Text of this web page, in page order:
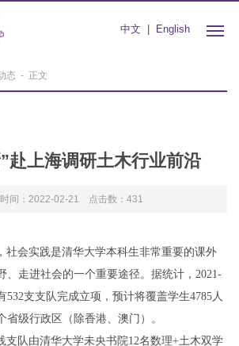
中文 English
态 - 正文
赴上海调研土木行业前沿
间：2022-02-21 点击数： 431
社会实践是清华大学本科生非常重要的课外
、走进社会的一个重要途径。据统计， 2021-
532支支队完成立项，预计将覆盖学生4785人
省级行政区（除香港、澳门）。
支队由清华大学未央书院12名数理+土木双学